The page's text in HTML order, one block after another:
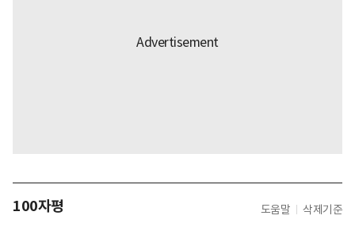
100자평 도움말 삭제기준